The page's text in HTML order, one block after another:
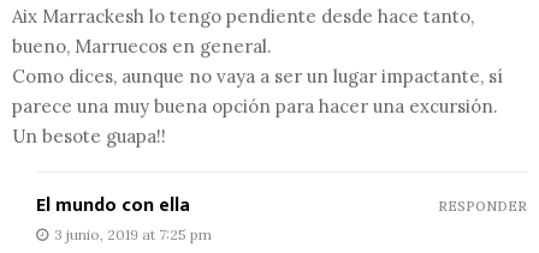
Aix Marrackesh lo tengo pendiente desde hace tanto,
bueno, Marruecos en general.
Como dices, aunque no vaya a ser un lugar impactante, sí
parece una muy buena opción para hacer una excursión.
Un besote guapa!!
El mundo con ella
3 junio, 2019 at 7:25 pm
RESPONDER